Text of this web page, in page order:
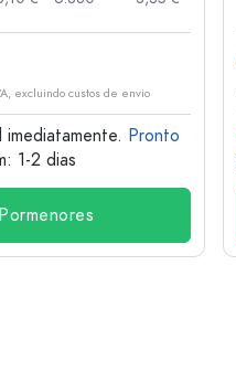
excluindo custos de envio
Pronto
1-2 dias
Pormenores